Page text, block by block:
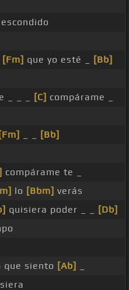
[Fm] que yo esté _
[Bb]
_ _ _ [C] compárame _
[Fm]
[Bb]
compárame te _
lo [Bbm] verás
quisiera poder _ _
[Db]
que siento [Ab]